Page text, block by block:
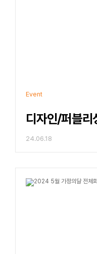
Event
디자인/퍼블리
24.06.18